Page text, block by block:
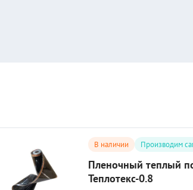
В наличии Производим
Пленочный теплый
Теплотекс-0.8